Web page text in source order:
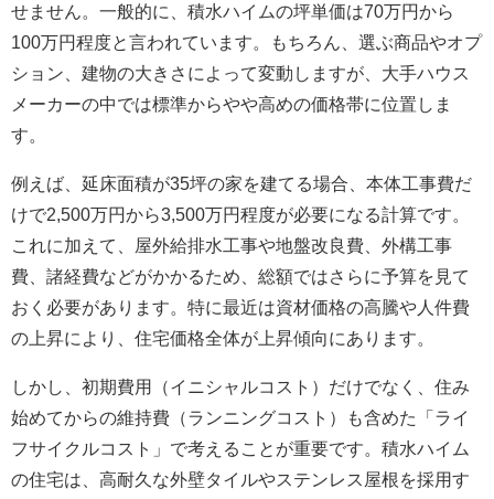
せません。一般的に、積水ハイムの坪単価は70万円から
100万円程度と言われています。もちろん、選ぶ商品やオプ
ション、建物の大きさによって変動しますが、大手ハウス
メーカーの中では標準からやや高めの価格帯に位置しま
す。
例えば、延床面積が35坪の家を建てる場合、本体工事費だ
けで2,500万円から3,500万円程度が必要になる計算です。
これに加えて、屋外給排水工事や地盤改良費、外構工事
費、諸経費などがかかるため、総額ではさらに予算を見て
おく必要があります。特に最近は資材価格の高騰や人件費
の上昇により、住宅価格全体が上昇傾向にあります。
しかし、初期費用（イニシャルコスト）だけでなく、住み
始めてからの維持費（ランニングコスト）も含めた「ライ
フサイクルコスト」で考えることが重要です。積水ハイム
の住宅は、高耐久な外壁タイルやステンレス屋根を採用す